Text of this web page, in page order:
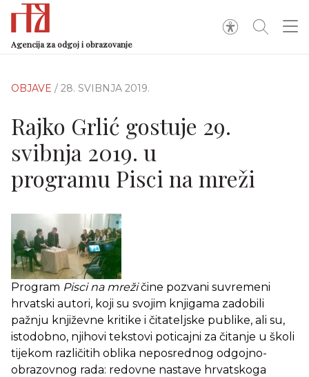
Agencija za odgoj i obrazovanje
OBJAVE / 28. SVIBNJA 2019.
Rajko Grlić gostuje 29.
svibnja 2019. u
programu Pisci na mreži
Program Pisci na mrežičine pozvani suvremeni
hrvatski autori, koji su svojim knjigama zadobili
pažnju književne kritike i čitateljske publike, ali su,
istodobno, njihovi tekstovi poticajni za čitanje u školi
tijekom različitih oblika neposrednog odgojno-
obrazovnog rada: redovne nastave hrvatskoga